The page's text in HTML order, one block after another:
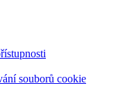
souborů cookie